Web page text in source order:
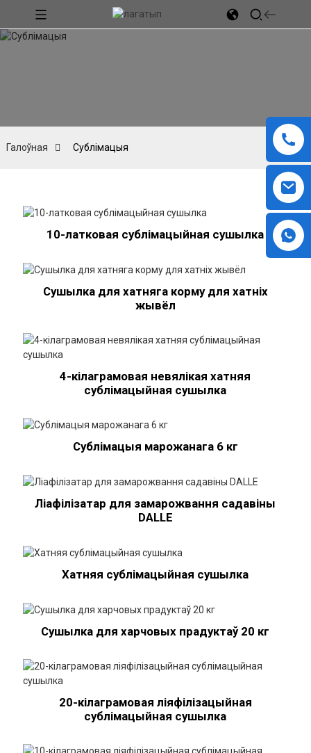
Галоўная Сублімацыя
10-латковая сублімацыйная сушылка
Сушылка для хатняга корму для хатніх
жывёл
4-кілаграмовая невялікая хатняя
сублімацыйная сушылка
Сублімацыя марожанага 6 кг
Ліафілізатар для замарожвання садавіны
DALLE
Хатняя сублімацыйная сушылка
Сушылка для харчовых прадуктаў 20 кг
20-кілаграмовая ліяфілізацыйная
сублімацыйная сушылка